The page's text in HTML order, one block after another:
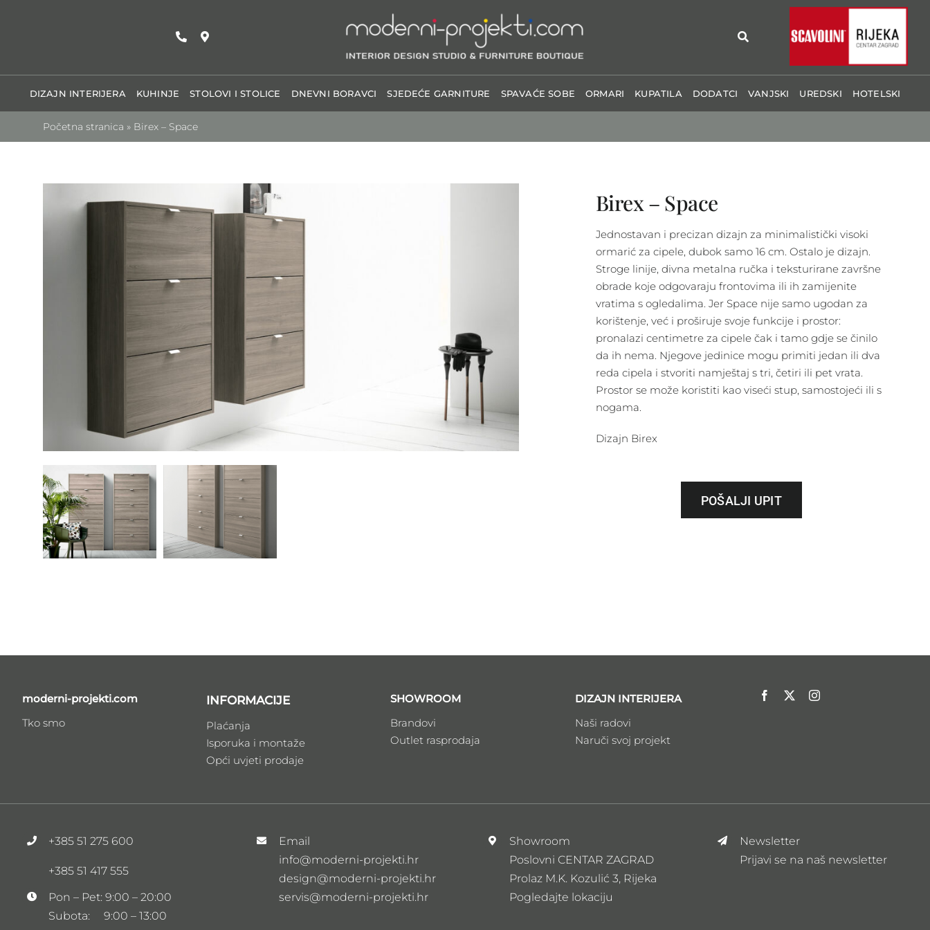
DIZAJN INTERIJERA KUHINJE STOLOVI I STOLICE DNEVNI BORAVCI SJEDEĆE GARNITURE SPAVAĆE SOBE ORMARI KUPATILA DODATCI VANJSKI UREDSKI HOTELSKI
Početna stranica » Birex – Space
Birex – Space
Jednostavan i precizan dizajn za minimalistički visoki
ormarić za cipele, dubok samo 16 cm. Ostalo je dizajn.
Stroge linije, divna metalna ručka i teksturirane završne
obrade koje odgovaraju frontovima ili ih zamijenite
vratima s ogledalima. Jer Space nije samo ugodan za
korištenje, već i proširuje svoje funkcije i prostor:
pronalazi centimetre za cipele čak i tamo gdje se činilo
da ih nema. Njegove jedinice mogu primiti jedan ili dva
reda cipela i stvoriti namještaj s tri, četiri ili pet vrata.
Prostor se može koristiti kao viseći stup, samostojeći ili s
nogama.
Dizajn Birex
POŠALJI UPIT
moderni-projekti.com
Tko smo
INFORMACIJE
Plaćanja
Isporuka i montaže
Opći uvjeti prodaje
SHOWROOM
Brandovi
Outlet rasprodaja
DIZAJN INTERIJERA
Naši radovi
Naruči svoj projekt
+385 51 275 600
+385 51 417 555
Pon – Pet: 9:00 – 20:00
Subota: 9:00 – 13:00
Email
info@moderni-projekti.hr
design@moderni-projekti.hr
servis@moderni-projekti.hr
Showroom
Poslovni CENTAR ZAGRAD
Prolaz M.K. Kozulić 3, Rijeka
Pogledajte lokaciju
Newsletter
Prijavi se na naš newsletter